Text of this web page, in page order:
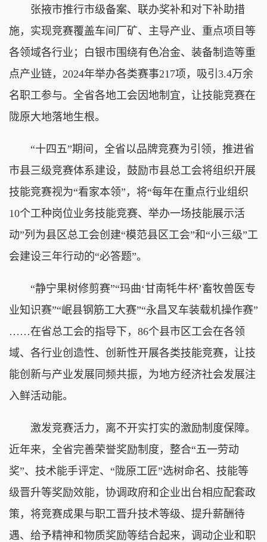
张掖市推行市级备案、联办奖补和对下补助措
施，实现竞赛覆盖车间厂矿、主导产业、重点项目等
各领域各行业；白银市围绕有色冶金、装备制造等重
点产业链，2024年举办各类赛事217项，吸引3.4万余
名职工参与。全省各地工会因地制宜，让技能竞赛在
陇原大地落地生根。
“十四五”期间，全省以品牌竞赛为引领，推进省
市县三级竞赛体系建设，鼓励市县总工会将组织开展
技能竞赛视为“看家本领”，将“每年在重点行业组织
10个工种岗位业务技能竞赛、举办一场技能展示活
动”列为县区总工会创建“模范县区工会”和“小三级”工
会建设三年行动的“必答题”。
“静宁果树修剪赛”“玛曲‘甘南牦牛杯’畜牧兽医专
业知识赛”“岷县钢筋工大赛”“永昌叉车装载机操作赛”
……在省总工会的指导下，86个县市区工会在各领
域、各行业创造性、创新性开展各类技能竞赛，让技
能创新与产业发展同频共振，为地方经济社会发展注
入鲜活动能。
激发竞赛活力，离不开实打实的激励制度保障。
近年来，全省完善荣誉奖励制度，整合“五一劳动
奖”、技术能手评定、“陇原工匠”选树命名、技能等
级晋升等奖励效能，协调政府和企业出台相应配套政
策，将竞赛成果与职工晋升技术等级、提升薪酬待
遇、给予精神和物质奖励等结合起来，调动企业和职